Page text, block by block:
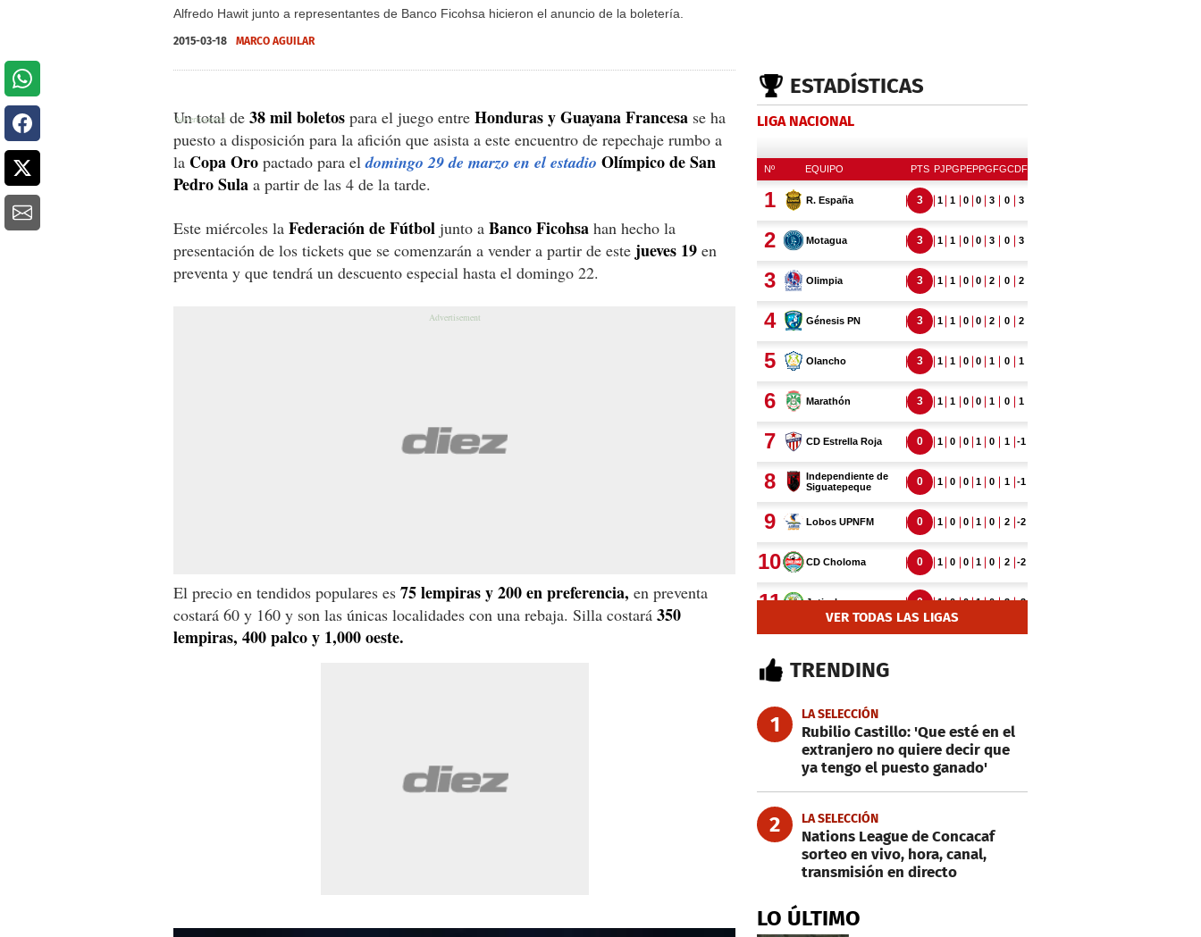
Alfredo Hawit junto a representantes de Banco Ficohsa hicieron el anuncio de la boletería.
2015-03-18 MARCO AGUILAR
Un total de 38 mil boletos para el juego entre Honduras y Guayana Francesa se ha
puesto a disposición para la afición que asista a este encuentro de repechaje rumbo a
la Copa Oro pactado para eldomingo 29 de marzo en el estadio Olímpico de San
Pedro Sula a partir de las 4 de la tarde.
Este miércoles la Federación de Fútbol junto a Banco Ficohsa han hecho la
presentación de los tickets que se comenzarán a vender a partir de este jueves 19 en
preventa y que tendrá un descuento especial hasta el domingo 22.
El precio en tendidos populares es 75 lempiras y 200 en preferencia, en preventa
costará 60 y 160 y son las únicas localidades con una rebaja. Silla costará 350
lempiras, 400 palco y 1,000 oeste.
ESTADÍSTICAS
LIGA NACIONAL
VER TODAS LAS LIGAS
TRENDING
1 LA SELECCIÓN
Rubilio Castillo: 'Que esté en el
extranjero no quiere decir que
ya tengo el puesto ganado'
2 LA SELECCIÓN
Nations League de Concacaf
sorteo en vivo, hora, canal,
transmisión en directo
LO ÚLTIMO